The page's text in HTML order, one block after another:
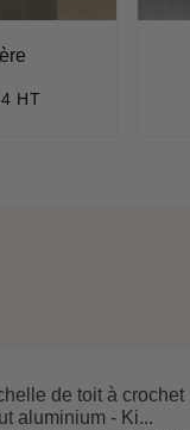
HT
de toit à crochet
aluminium - Ki...